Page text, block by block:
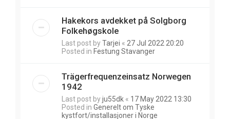
Hakekors avdekket på Solgborg
Folkehøgskole
Last post byTarjei « 27 Jul 2022 20:20
Posted in Festung Stavanger
Trägerfrequenzeinsatz Norwegen
1942
Last post byju55dk « 17 May 2022 13:30
Posted in Generelt om Tyske
kystfort/installasjoner i Norge